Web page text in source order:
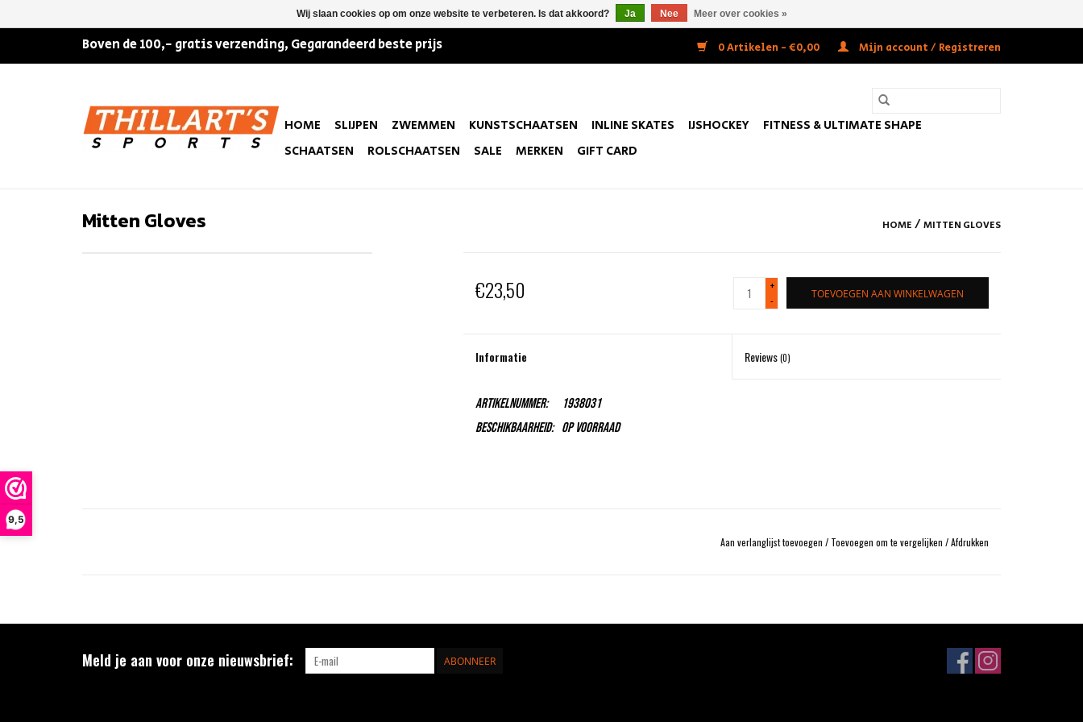
9,5
Boven de 100,- gratis verzending, Gegarandeerd beste prijs 0 Artikelen - €0,00 Mijn account / Registreren
HOME SLIJPEN ZWEMMEN KUNSTSCHAATSEN INLINE SKATES IJSHOCKEY
FITNESS & ULTIMATE SHAPE
SCHAATSEN
ROLSCHAATSEN SALE MERKEN GIFT CARD
Mitten Gloves HOME /MITTEN GLOVES
€23,50
+
-
TOEVOEGEN AAN WINKELWAGEN
Informatie Reviews(0)
Artikelnummer:
1938031
Beschikbaarheid: Op voorraad
Aan verlanglijst toevoegen / Toevoegen om te vergelijken /Afdrukken
Meld je aan voor onze nieuwsbrief: ABONNEER
Wij slaan cookies op om onze website te verbeteren. Is dat akkoord? Ja Nee Meer over cookies »